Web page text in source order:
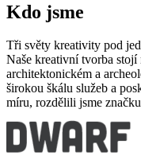
Kdo jsme
Tři světy kreativity pod
Naše kreativní tvorba
architektonickém a
širokou škálu služeb a
míru, rozdělili jsme